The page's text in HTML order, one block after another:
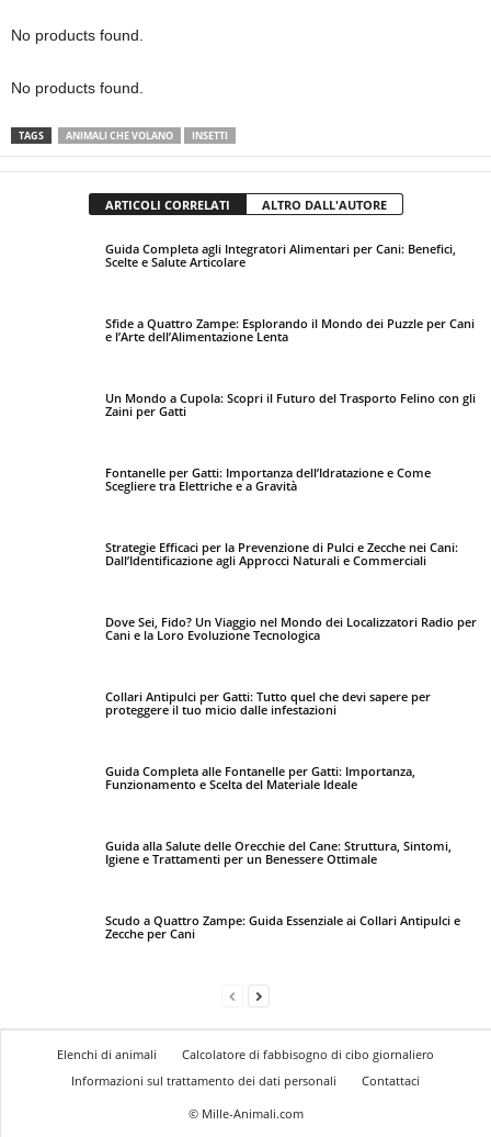
No products found.
No products found.
TAGS ANIMALI CHE VOLANO INSETTI
ARTICOLI CORRELATI ALTRO DALL'AUTORE
Guida Completa agli Integratori Alimentari per Cani: Benefici,
Scelte e Salute Articolare
Sfide a Quattro Zampe: Esplorando il Mondo dei Puzzle per Cani
e l’Arte dell’Alimentazione Lenta
Un Mondo a Cupola: Scopri il Futuro del Trasporto Felino con gli
Zaini per Gatti
Fontanelle per Gatti: Importanza dell’Idratazione e Come
Scegliere tra Elettriche e a Gravità
Strategie Efficaci per la Prevenzione di Pulci e Zecche nei Cani:
Dall’Identificazione agli Approcci Naturali e Commerciali
Dove Sei, Fido? Un Viaggio nel Mondo dei Localizzatori Radio per
Cani e la Loro Evoluzione Tecnologica
Collari Antipulci per Gatti: Tutto quel che devi sapere per
proteggere il tuo micio dalle infestazioni
Guida Completa alle Fontanelle per Gatti: Importanza,
Funzionamento e Scelta del Materiale Ideale
Guida alla Salute delle Orecchie del Cane: Struttura, Sintomi,
Igiene e Trattamenti per un Benessere Ottimale
Scudo a Quattro Zampe: Guida Essenziale ai Collari Antipulci e
Zecche per Cani
Elenchi di animali
Calcolatore di fabbisogno di cibo giornaliero
Informazioni sul trattamento dei dati personali
Contattaci
© Mille-Animali.com